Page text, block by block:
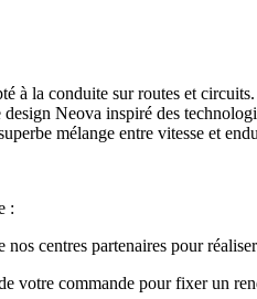
à la conduite sur routes et
Neova inspiré des
mélange entre vitesse et
:
centres partenaires pour
votre commande pour fixer un